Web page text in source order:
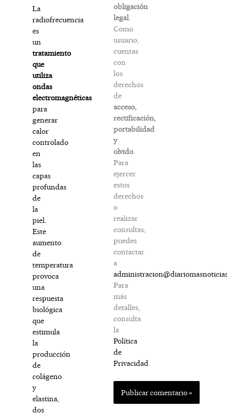
La
radiofrecuencia
es
un
tratamiento
que
utiliza
ondas
electromagnéticas
para
generar
calor
controlado
en
las
capas
profundas
de
la
piel.
Este
aumento
de
temperatura
provoca
una
respuesta
biológica
que
estimula
la
producción
de
colágeno
y
elastina,
dos
obligación
legal.
Como
usuario,
cuentas
con
los
derechos
de
acceso,
rectificación,
portabilidad
y
olvido.
Para
ejercer
estos
derechos
o
realizar
consultas,
puedes
contactar
a
Para
más
detalles,
consulta
la
Política
de
Privacidad